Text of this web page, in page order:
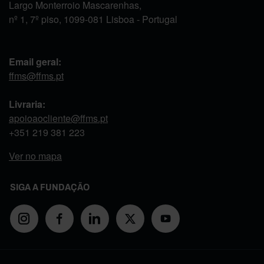
Largo Monterroio Mascarenhas,
nº 1, 7º piso, 1099-081 Lisboa - Portugal
Email geral:
ffms@ffms.pt
Livraria:
apoioaocliente@ffms.pt
+351 219 381 223
Ver no mapa
SIGA A FUNDAÇÃO